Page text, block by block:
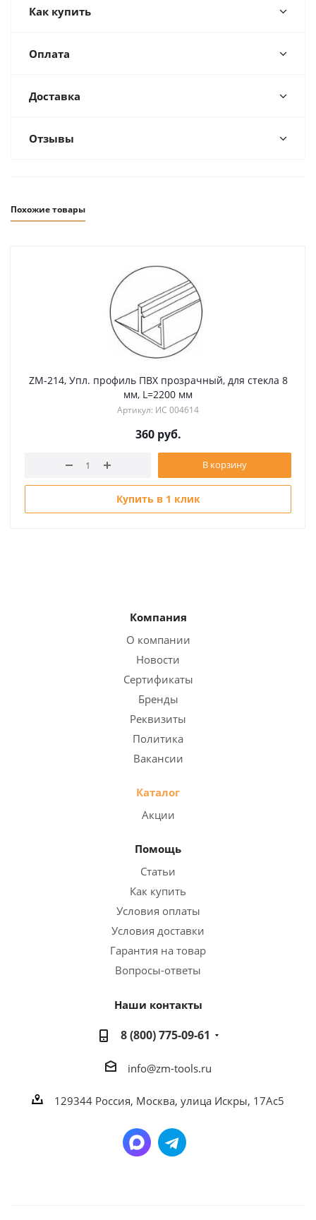
Как купить
Оплата
Доставка
Отзывы
Похожие товары
ZM-214, Упл. профиль ПВХ прозрачный, для стекла 8
мм, L=2200 мм
Артикул: ИС 004614
360руб.
В корзину
Купить в 1 клик
Компания
О компании
Новости
Сертификаты
Бренды
Реквизиты
Политика
Вакансии
Каталог
Акции
Помощь
Статьи
Как купить
Условия оплаты
Условия доставки
Гарантия на товар
Вопросы-ответы
Наши контакты
8 (800) 775-09-61
info@zm-tools.ru
129344 Россия, Москва, улица Искры, 17Ас5